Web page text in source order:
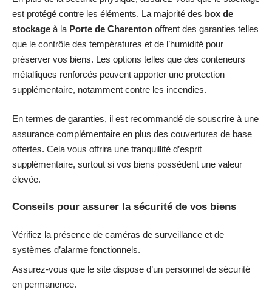
est protégé contre les éléments. La majorité des box de
stockage à la Porte de Charenton offrent des garanties telles
que le contrôle des températures et de l’humidité pour
préserver vos biens. Les options telles que des conteneurs
métalliques renforcés peuvent apporter une protection
supplémentaire, notamment contre les incendies.
En termes de garanties, il est recommandé de souscrire à une
assurance complémentaire en plus des couvertures de base
offertes. Cela vous offrira une tranquillité d’esprit
supplémentaire, surtout si vos biens possèdent une valeur
élevée.
Conseils pour assurer la sécurité de vos biens
Vérifiez la présence de caméras de surveillance et de
systèmes d’alarme fonctionnels.
Assurez-vous que le site dispose d’un personnel de sécurité
en permanence.